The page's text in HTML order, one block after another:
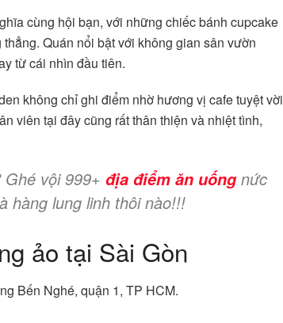
cùng hội bạn, với những chiếc bánh cupcake
Quán nổi bật với không gian sân vườn
từ cái nhìn đầu tiên.
không chỉ ghi điểm nhờ hương vị cafe tuyệt vời
viên tại đây cũng rất thân thiện và nhiệt tình,
vội 999+ địa điểm ăn uốngnức
hàng lung linh thôi nào!!!
ảo tại Sài Gòn
Bến Nghé, quận 1, TP HCM.